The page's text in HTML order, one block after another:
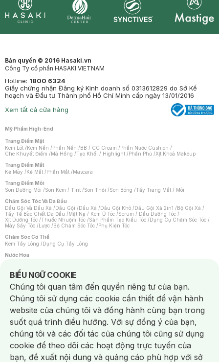
Bản quyền © 2016 Hasaki.vn
Công Ty cổ phần HASAKI VIETNAM
Hotline: 1800 6324
Giấy chứng nhận Đăng ký Kinh doanh số 0313612829 do Sở Kế
hoạch và Đầu tư Thành phố Hồ Chí Minh cấp ngày 13/01/2016
Xem tất cả cửa hàng
Mỹ Phẩm High-End
Trang Điểm Mặt
Kem Lót /Kem Nền /Phấn Nền /BB / CC Cream /Phấn Nước Cushion /
Che Khuyết Điểm /Má Hồng /Tạo Khối / Highlight /Phấn Phủ /Xịt Khoá Makeup
Trang Điểm Mắt
Kẻ Mày /Kẻ Mắt /Phấn Mắt /Mascara
Trang Điểm Môi
Son Dưỡng Môi /Son Kem / Tint /Son Thỏi /Son Bóng /Tẩy Trang Mắt / Môi
Chăm Sóc Tóc Và Da Đầu
Dầu Gội Và Dầu Xả /Dầu Gội /Dầu Xả /Dầu Gội Khô /Dầu Gội Xả 2in1 /Bộ Gội Xả /
Tẩy Tế Bào Chết Da Đầu /Mặt Nạ / Kem Ủ Tóc /Serum / Dầu Dưỡng Tóc /
Xịt Dưỡng Tóc /Thuốc Nhuộm Tóc /Sản Phẩm Tạo Kiểu Tóc /Dụng Cụ Chăm Sóc Tóc /
Máy Sấy Tóc /Lược /Bộ Chăm Sóc Tóc /Phụ Kiện Tóc
Chăm Sóc Cơ Thể
Kem Tẩy Lông /Dụng Cụ Tẩy Lông
Nước Hoa
Nước Hoa Nữ
Chăm Sóc Cá Nhân
Chống Muỗi /Khẩu Trang /Máy Massage/Mặt Nạ Xông Hơi /Nước Rửa Tay/
Sản Phẩm Chăm Sóc Khác /Bàn Chải Đánh Răng /Bàn Chải Điện/
Hỗ Trợ Trắng Răng/Kem Đánh Răng /Máy Tăm Nước/ Nước Súc Miệng/
Tăm / Chỉ Nha Khoa/ Xịt Thơm Miệng / Dung Dịch Vệ Sinh/Dưỡng Vùng Kín/
Khăn Ướt Vệ Sinh Vùng Kín/Băng Vệ Sinh/Tampon/Bọt Cạo Râu /Dao Cạo Râu/
Máy Cạo Râu
Vấn Đề Về Da
Da Dầu / Lỗ Chân Lông To/ Da Khô / Mất Nước/ Da Lão Hóa/ Da Mụn/
Da Nhạy Cảm / Kích Ứng
Da Xỉn Màu Thâm / Nám / Tàn Nhang
Quầng Thâm & Bọng Mắt /Sẹo /Viêm Da Cơ Địa
Dụng Cụ / Phụ Kiện Chăm Sóc Da
BIỂU NGỮ COOKIE
Notice about cookies usage
Chúng tôi quan tâm đến quyền riêng tư của bạn.
Chúng tôi sử dụng các cookie cần thiết để vận hành
website của chúng tôi và đồng hành cùng bạn trong
suốt quá trình điều hướng. Với sự đồng ý của bạn,
chúng tôi và các đối tác của chúng tôi cũng sử dụng
cookie để theo dõi các hoạt động trực tuyến của
bạn, đề xuất nội dung và quảng cáo phù hợp với sở